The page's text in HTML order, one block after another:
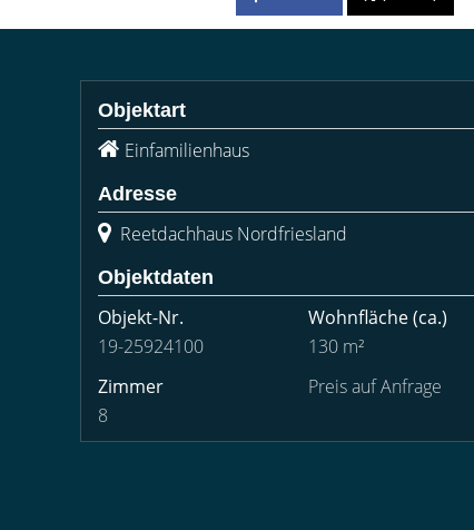
Objektart
Einfamilienhaus
Adresse
Reetdachhaus Nordfriesland
Objektdaten
Objekt-Nr.
19-25924100
Wohnfläche(ca.)
130 m²
Zimmer
8
Preis auf Anfrage